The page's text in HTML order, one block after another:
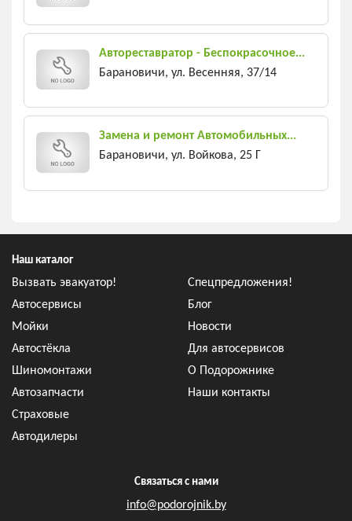
Автореставратор - Беспокрасочное...
Барановичи, ул. Весенняя, 37/14
Замена и ремонт Автомобильных...
Барановичи, ул. Войкова, 25 Г
Наш каталог
Вызвать эвакуатор!
Автосервисы
Мойки
Автостёкла
Шиномонтажи
Автозапчасти
Страховые
Автодилеры
Спецпредложения!
Блог
Новости
Для автосервисов
О Подорожнике
Наши контакты
Связаться с нами
info@podorojnik.by